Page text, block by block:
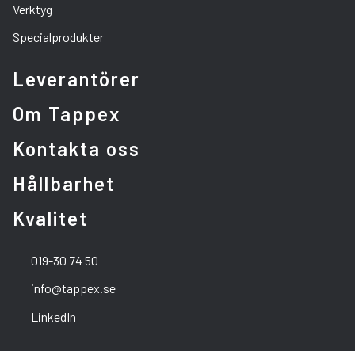
Verktyg
Specialprodukter
Leverantörer
Om Tappex
Kontakta oss
Hållbarhet
Kvalitet
019-30 74 50
info@tappex.se
LinkedIn